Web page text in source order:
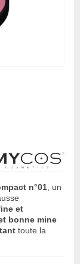
n°01 , un
et
bonne mine
toute la